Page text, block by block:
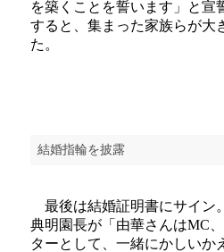
を築くことを誓います」と宣
すると、集まった家族らが大
た。
結婚指輪を披露
最後は結婚証明書にサイン
典明園長が「由華さんはMC
ターとして、一緒にかしいか